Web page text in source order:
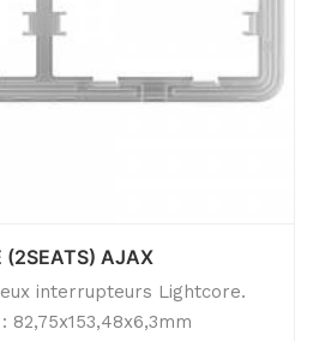
(2SEATS) AJAX
interrupteurs Lightcore.
82,75x153,48x6,3mm